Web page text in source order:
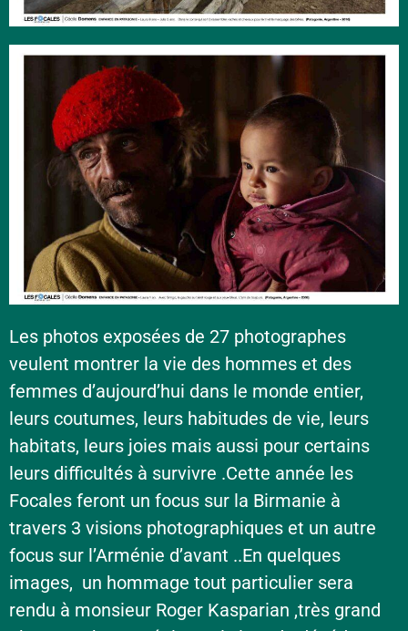
Les photos exposées de 27 photographes
veulent montrer la vie des hommes et des
femmes d’aujourd’hui dans le monde entier,
leurs coutumes, leurs habitudes de vie, leurs
habitats, leurs joies mais aussi pour certains
leurs difficultés à survivre .Cette année les
Focales feront un focus sur la Birmanie à
travers 3 visions photographiques et un autre
focus sur l’Arménie d’avant ..En quelques
images, un hommage tout particulier sera
rendu à monsieur Roger Kasparian ,très grand